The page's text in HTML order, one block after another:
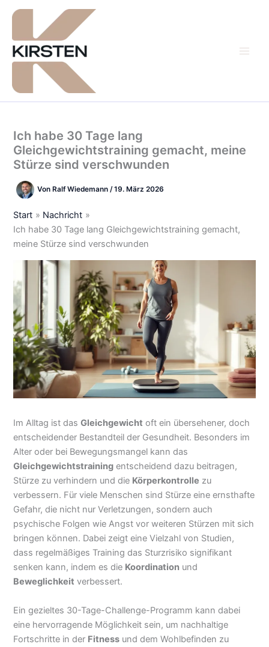
springen
Ich habe 30 Tage lang
Gleichgewichtstraining gemacht, meine
Stürze sind verschwunden
Von Ralf Wiedemann/19. März 2026
Start
Nachricht
Ich habe 30 Tage lang Gleichgewichtstraining gemacht,
meine Stürze sind verschwunden
Im Alltag ist dasGleichgewicht oft ein übersehener, doch
entscheidender Bestandteil der Gesundheit. Besonders im
Alter oder bei Bewegungsmangel kann das
Gleichgewichtstraining entscheidend dazu beitragen,
Stürze zu verhindern und die Körperkontrolle zu
verbessern. Für viele Menschen sind Stürze eine ernsthafte
Gefahr, die nicht nur Verletzungen, sondern auch
psychische Folgen wie Angst vor weiteren Stürzen mit sich
bringen können. Dabei zeigt eine Vielzahl von Studien,
dass regelmäßiges Training das Sturzrisiko signifikant
senken kann, indem es die Koordination und
Beweglichkeit verbessert.
Ein gezieltes 30-Tage-Challenge-Programm kann dabei
eine hervorragende Möglichkeit sein, um nachhaltige
Fortschritte in der Fitness und dem Wohlbefinden zu